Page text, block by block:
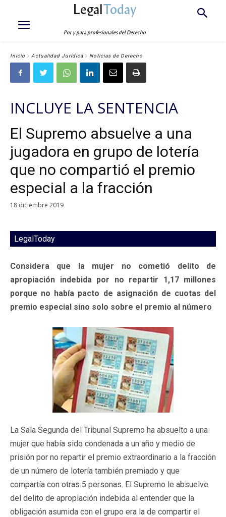
LegalToday
Por y para profesionales del Derecho
Inicio Actualidad Jurídica Noticias de Derecho
INCLUYE LA SENTENCIA
El Supremo absuelve a una
jugadora en grupo de lotería
que no compartió el premio
especial a la fracción
18 diciembre 2019
LegalToday
Considera que la mujer no cometió delito de
apropiación indebida por no repartir 1,17 millones
porque no había pacto de asignación de cuotas del
premio especial sino solo sobre el premio al número
La Sala Segunda del Tribunal Supremo ha absuelto a una
mujer que había sido condenada a un año y medio de
prisión por no repartir el premio extraordinario a la fracción
de un número de lotería también premiado y que
compartía con otras 5 personas. El Supremo le absuelve
del delito de apropiación indebida al entender que la
obligación asumida con el grupo era la de compartir el